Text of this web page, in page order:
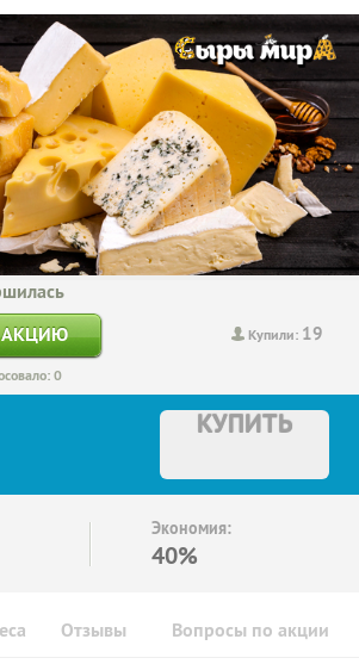
Купили: 19
АКЦИЮ
0
КУПИТЬ
Экономия:
40%
Отзывы Вопросы по акции